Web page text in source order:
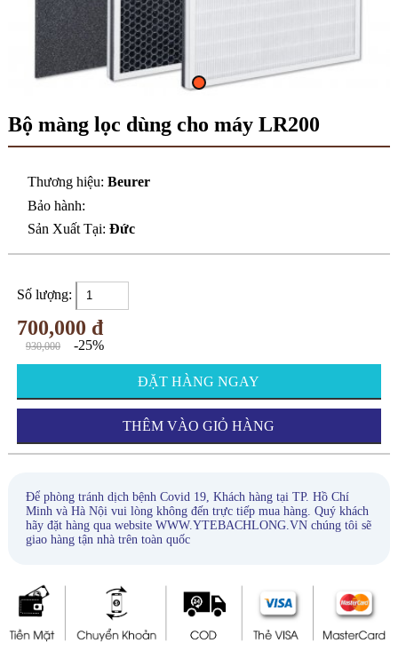
Bộ màng lọc dùng cho máy LR200
Thương hiệu:Beurer
Bảo hành:
Sản Xuất Tại:Đức
Số lượng:
700,000 đ
930,000 -25%
ĐẶT HÀNG NGAY
THÊM VÀO GIỎ HÀNG
Để phòng tránh dịch bệnh Covid 19, Khách hàng tại TP. Hồ Chí
Minh và Hà Nội vui lòng không đến trực tiếp mua hàng. Quý khách
hãy đặt hàng qua website WWW.YTEBACHLONG.VN chúng tôi sẽ
giao hàng tận nhà trên toàn quốc